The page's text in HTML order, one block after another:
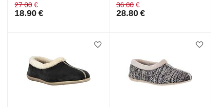
27.00 €
18.90 €
36.00 €
28.80 €